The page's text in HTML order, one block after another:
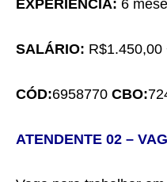
EXPERIÊNCIA: 6
SALÁRIO: R$1.450,00
CÓD:6958770 CBO:
ATENDENTE 02 –